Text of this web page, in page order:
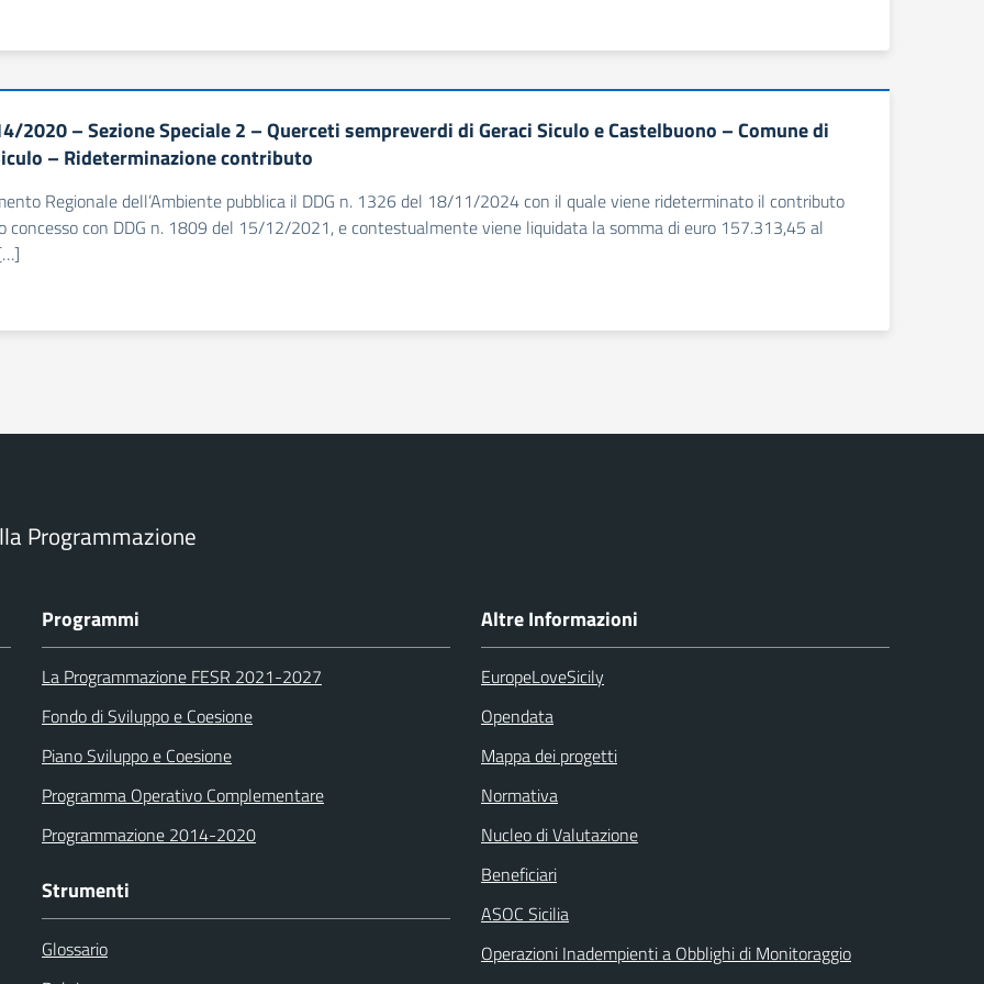
2020 – Sezione Speciale 2 – Querceti sempreverdi di Geraci Siculo e Castelbuono – Comune di
– Rideterminazione contributo
Regionale dell’Ambiente pubblica il DDG n. 1326 del 18/11/2024 con il quale viene rideterminato il contributo
concesso con DDG n. 1809 del 15/12/2021, e contestualmente viene liquidata la somma di euro 157.313,45 al
Programmazione
Programmi
La Programmazione FESR 2021-2027
Fondo di Sviluppo e Coesione
Piano Sviluppo e Coesione
Programma Operativo Complementare
Programmazione 2014-2020
Strumenti
Glossario
Altre Informazioni
EuropeLoveSicily
Opendata
Mappa dei progetti
Normativa
Nucleo di Valutazione
Beneficiari
ASOC Sicilia
Operazioni Inadempienti a Obblighi di Monitoraggio